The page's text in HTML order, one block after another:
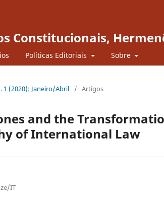
Constitucionais,
Políticas Editoriais Sobre
1 (2020): Janeiro/Abril / Artigos
and the
of International Law
IT